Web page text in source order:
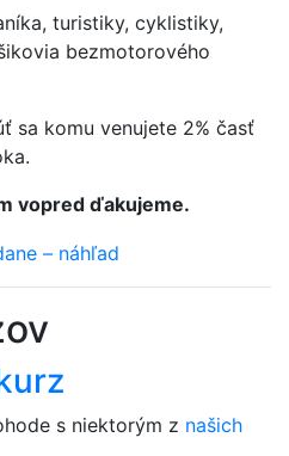
turistiky, cyklistiky,
bezmotorového
sa komu venujete 2% časť
vopred ďakujeme.
s niektorým z našich